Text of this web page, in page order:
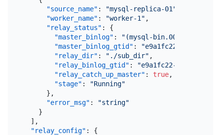
"source_name" : "mysql-replica-01"
"worker_name" : "worker-1" ,
"relay_status" :
{
"master_binlog" :
"(mysql-bin.000001,
"master_binlog_gtid" :
"e9a1fc22-ec08-
"relay_dir" : "./sub_dir" ,
"relay_binlog_gtid" :
"e9a1fc22-ec08-11e9-
"relay_catch_up_master" : true,
"stage" :
"Running"
} ,
"error_msg" :
"string"
}
] ,
"relay_config" :
{